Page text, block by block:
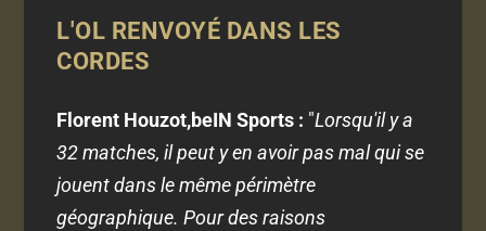
L'OL RENVOYÉ DANS LES
CORDES
Florent Houzot,beIN Sports : "Lorsqu'il y a
32 matches, il peut y en avoir pas mal qui se
jouent dans le même périmètre
géographique. Pour des raisons